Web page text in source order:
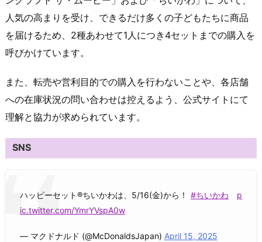
人気の高まりを受け、できるだけ多くの子どもたちに商品
を届けるため、2種あわせて1人につき4セットまでの購入を
呼びかけています。
また、転売や営利目的での購入を行わないことや、各店舗
への在庫状況の問い合わせは控えるよう、公式サイトにて
理解と協力が求められています。
SNS
ハッピーセット®ちいかわは、5/16(金)から！ #ちいかわ
p
ic.twitter.com/YmrYVspA0w
— マクドナルド (@McDonaldsJapan) April 15, 2025